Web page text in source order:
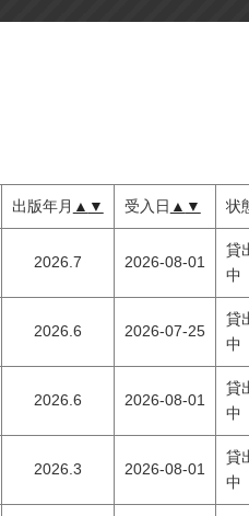
出版年月 ▲ ▼ 受入日 ▲ ▼ 状
2026.7 2026-08-01
貸
中
2026.6 2026-07-25
貸
中
2026.6 2026-08-01
貸
中
2026.3 2026-08-01
貸
中